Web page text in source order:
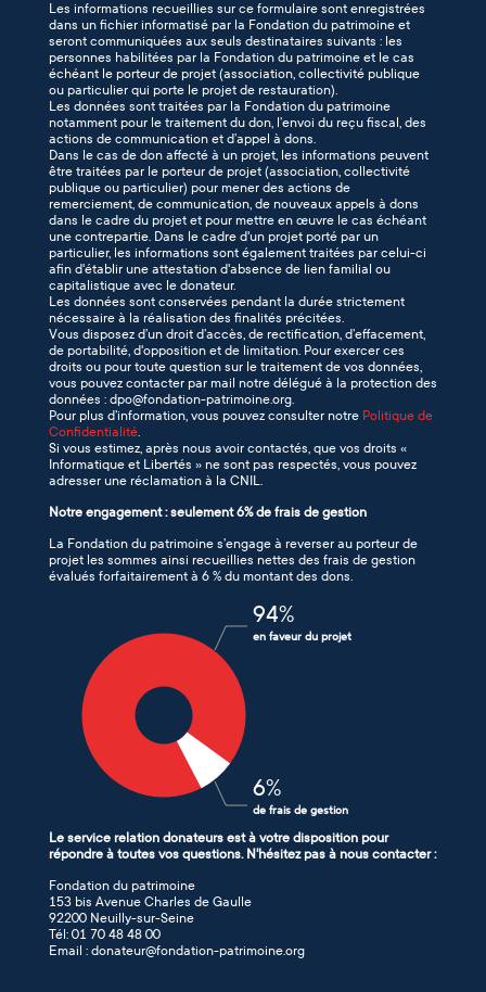
Les informations recueillies sur ce formulaire sont enregistrées
dans un fichier informatisé par la Fondation du patrimoine et
seront communiquées aux seuls destinataires suivants : les
personnes habilitées par la Fondation du patrimoine et le cas
échéant le porteur de projet (association, collectivité publique
ou particulier qui porte le projet de restauration).
Les données sont traitées par la Fondation du patrimoine
notamment pour le traitement du don, l’envoi du reçu fiscal, des
actions de communication et d’appel à dons.
Dans le cas de don affecté à un projet, les informations peuvent
être traitées par le porteur de projet (association, collectivité
publique ou particulier) pour mener des actions de
remerciement, de communication, de nouveaux appels à dons
dans le cadre du projet et pour mettre en œuvre le cas échéant
une contrepartie. Dans le cadre d'un projet porté par un
particulier, les informations sont également traitées par celui-ci
afin d'établir une attestation d'absence de lien familial ou
capitalistique avec le donateur.
Les données sont conservées pendant la durée strictement
nécessaire à la réalisation des finalités précitées.
Vous disposez d’un droit d’accès, de rectification, d’effacement,
de portabilité, d'opposition et de limitation. Pour exercer ces
droits ou pour toute question sur le traitement de vos données,
vous pouvez contacter par mail notre délégué à la protection des
données : dpo@fondation-patrimoine.org.
Pour plus d’information, vous pouvez consulter notre Politique de
Confidentialité.
Si vous estimez, après nous avoir contactés, que vos droits «
Informatique et Libertés » ne sont pas respectés, vous pouvez
adresser une réclamation à la CNIL.
Notre engagement : seulement 6% de frais de gestion
La Fondation du patrimoine s’engage à reverser au porteur de
projet les sommes ainsi recueillies nettes des frais de gestion
évalués forfaitairement à 6 % du montant des dons.
94%
en faveur du projet
6%
de frais de gestion
Le service relation donateurs est à votre disposition pour
répondre à toutes vos questions. N'hésitez pas à nous contacter :
Fondation du patrimoine
153 bis Avenue Charles de Gaulle
92200 Neuilly-sur-Seine
Tél: 01 70 48 48 00
Email : donateur@fondation-patrimoine.org